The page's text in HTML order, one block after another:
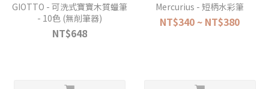
GIOTTO - 可洗式寶寶木質蠟筆
- 10色 (無削筆器)
NT$648
Mercurius - 短柄水彩筆
NT$340 ~ NT$380